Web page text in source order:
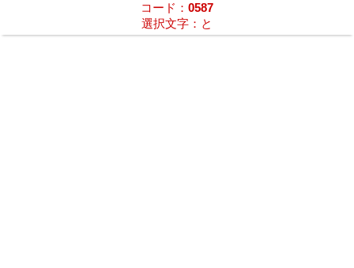
コード： 0587
選択文字：と